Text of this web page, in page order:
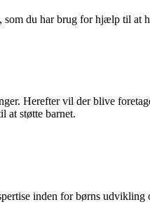
du har brug for hjælp til at
Herefter vil der blive
at støtte barnet.
inden for børns